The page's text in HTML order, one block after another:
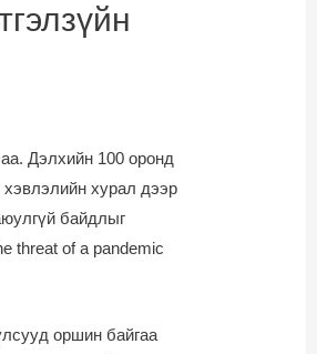
Дэлхийн 100 оронд
хурал дээр
байдлыг
threat of a pandemic
оршин байгаа